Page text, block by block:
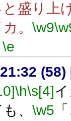
盛り上
。 \w9
\e
(58)
\h\s[4]
、 \w5